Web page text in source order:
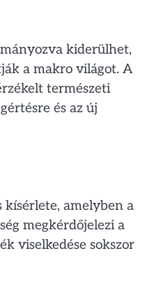
kiderülhet,
a makro világot. A
természeti
és az új
amelyben a
megkérdőjelezi a
viselkedése sokszor